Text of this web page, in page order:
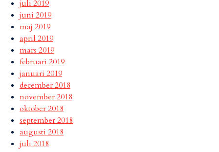
juli 2019
juni 2019
maj 2019
april 2019
mars 2019
februari 2019
januari 2019
december 2018
november 2018
oktober 2018
september 2018
augusti 2018
juli 2018